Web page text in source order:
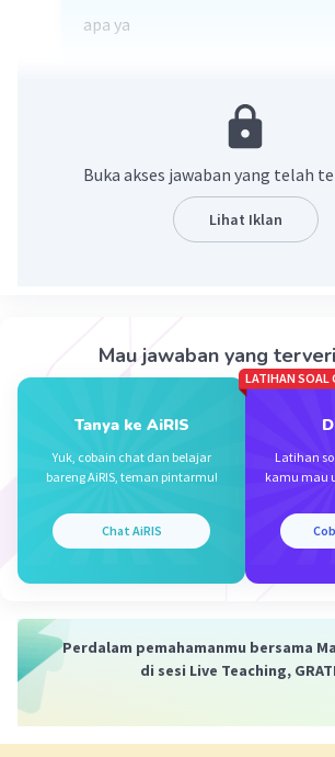
apa ya
Buka akses jawaban yang telah
Lihat Iklan
Mau jawaban yang
Tanya ke AiRIS
Yuk, cobain chat dan belajar
bareng AiRIS, teman pintarmu!
Chat AiRIS
LATIHAN SOAL
Latihan
kamu mau
Perdalam pemahamanmu bersama
di sesi Live Teaching,